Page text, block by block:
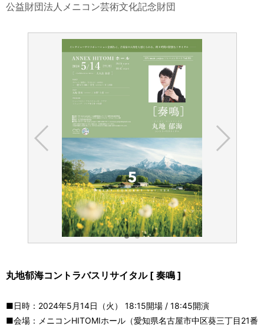
公益財団法人メニコン芸術文化記念財団
丸地郁海コントラバスリサイタル [ 奏鳴 ]
■日時：2024年5月14日（火） 18:15開場 / 18:45開演
■会場：メニコンHITOMIホール（愛知県名古屋市中区葵三丁目21番